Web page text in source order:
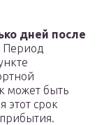
дней после
Период
может быть
этот срок